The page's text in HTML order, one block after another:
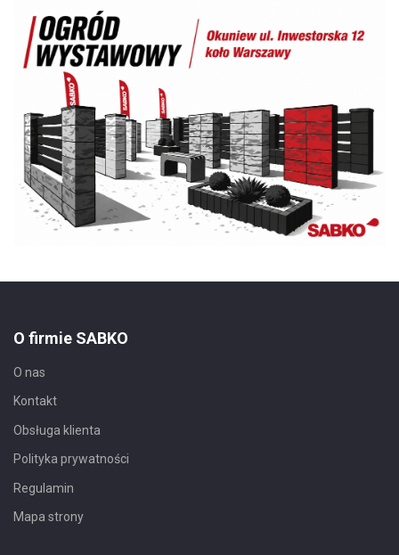
O firmie SABKO
O nas
Kontakt
Obsługa klienta
Polityka prywatności
Regulamin
Mapa strony